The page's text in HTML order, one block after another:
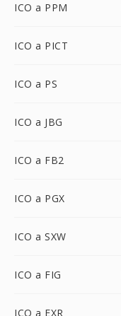
ICO a PPM
ICO a PICT
ICO a PS
ICO a JBG
ICO a FB2
ICO a PGX
ICO a SXW
ICO a FIG
ICO a EXR